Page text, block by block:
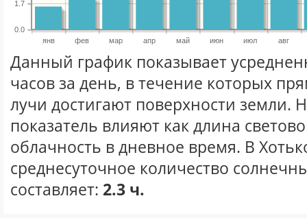
янв фев мар апр май июн июл авг
0.0
1.7
Данный график показывает
часов за день, в течение которых
лучи достигают поверхности земли.
показатель влияют как длина
облачность в дневное время. В
среднесуточное количество
составляет: 2.3 ч.